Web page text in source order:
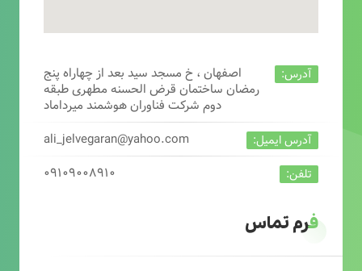
آدرس:
اصفهان ، خ مسجد سید بعد از چهاراه پنج
رمضان ساختمان قرض الحسنه مطهری طبقه
دوم شرکت فناوران هوشمند میرداماد
آدرس ایمیل: ali_jelvegaran@yahoo.com
تلفن: ۰۹۱۰۹۰۰۸۹۱۰
فرم تماس